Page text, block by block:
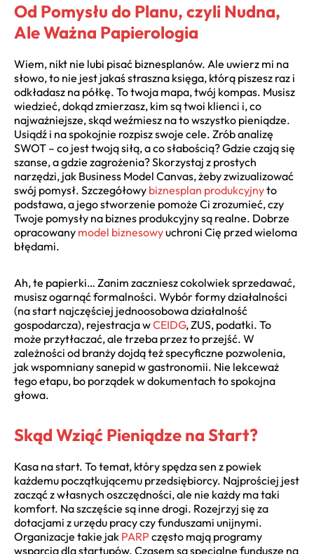
Od Pomysłu do Planu, czyli Nudna,
Ale Ważna Papierologia
Wiem, nikt nie lubi pisać biznesplanów. Ale uwierz mi na
słowo, to nie jest jakaś straszna księga, którą piszesz raz i
odkładasz na półkę. To twoja mapa, twój kompas. Musisz
wiedzieć, dokąd zmierzasz, kim są twoi klienci i, co
najważniejsze, skąd weźmiesz na to wszystko pieniądze.
Usiądź i na spokojnie rozpisz swoje cele. Zrób analizę
SWOT – co jest twoją siłą, a co słabością? Gdzie czają się
szanse, a gdzie zagrożenia? Skorzystaj z prostych
narzędzi, jak Business Model Canvas, żeby zwizualizować
swój pomysł. Szczegółowy biznesplan produkcyjnyto
podstawa, a jego stworzenie pomoże Ci zrozumieć, czy
Twoje pomysły na biznes produkcyjny są realne. Dobrze
opracowany model biznesowyuchroni Cię przed wieloma
błędami.
Ah, te papierki… Zanim zaczniesz cokolwiek sprzedawać,
musisz ogarnąć formalności. Wybór formy działalności
(na start najczęściej jednoosobowa działalność
gospodarcza), rejestracja wCEIDG, ZUS, podatki. To
może przytłaczać, ale trzeba przez to przejść. W
zależności od branży dojdą też specyficzne pozwolenia,
jak wspomniany sanepid w gastronomii. Nie lekceważ
tego etapu, bo porządek w dokumentach to spokojna
głowa.
Skąd Wziąć Pieniądze na Start?
Kasa na start. To temat, który spędza sen z powiek
każdemu początkującemu przedsiębiorcy. Najprościej jest
zacząć z własnych oszczędności, ale nie każdy ma taki
komfort. Na szczęście są inne drogi. Rozejrzyj się za
dotacjami z urzędu pracy czy funduszami unijnymi.
Organizacje takie jak PARP często mają programy
wsparcia dla startupów. Czasem są specjalne fundusze na